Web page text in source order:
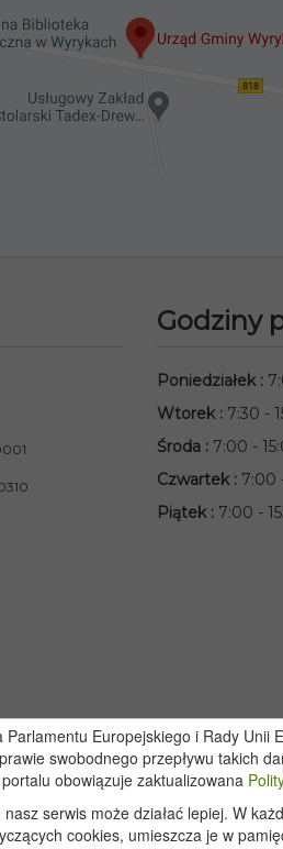
Godziny
Poniedziałek:
Wtorek: 7:30 -
Środa : 7:00 -
Czwartek: 7:00
Piątek: 7:00 -
Europejskiego i Rady
swobodnego przepływu takich
obowiązuje zaktualizowana
serwis może działać lepiej. W
cookies, umieszcza je w